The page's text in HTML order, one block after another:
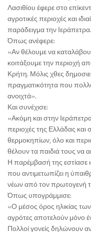
Λασιθίου έφερε στο
αγροτικές περιοχές και
παράδειγμα την Ιεράπετρα.
Όπως ανέφερε:
«Αν θέλουμε να
κοιτάξουμε την περιοχή
Κρήτη. Μόλις χθες
πραγματικότητα που
ανοιχτά».
Και συνέχισε:
«Ακόμη και στην
περιοχές της Ελλάδας
θερμοκηπίων, όλο και
θέλουν τα παιδιά τους να
Η παρέμβασή της εστίασε
που αντιμετωπίζει η
νέων από τον πρωτογενή
Όπως υπογράμμισε:
«Ο μέσος όρος ηλικίας των
αγρότες αποτελούν μόνο
Πολλοί γονείς δηλώνουν